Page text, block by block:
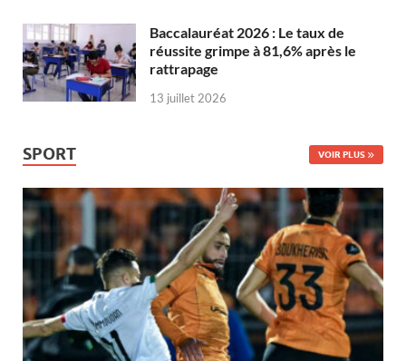
Baccalauréat 2026 : Le taux de
réussite grimpe à 81,6% après le
rattrapage
13 juillet 2026
SPORT VOIR PLUS